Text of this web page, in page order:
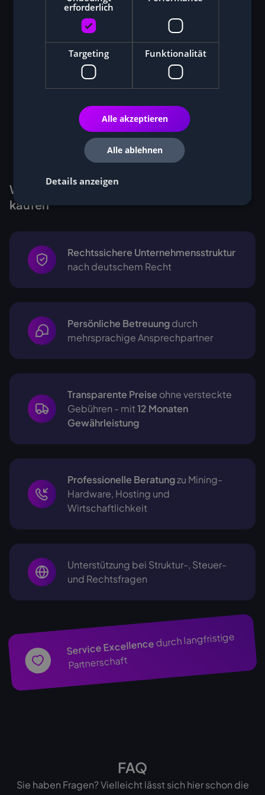
Warum Kunden Miner bei Cryptohall24
kaufen
Rechtssichere Unternehmensstruktur
nach deutschem Recht
Persönliche Betreuungdurch
mehrsprachigeAnsprechpartner
Transparente Preise ohne versteckte
Gebühren - mit12 Monaten
Gewährleistung
Professionelle Beratungzu Mining-
Hardware, Hosting und
Wirtschaftlichkeit
Unterstützung bei Struktur-, Steuer-
und Rechtsfragen
Service Excellencedurch langfristige
Partnerschaft
FAQ
Sie haben Fragen? Vielleicht lässt sich hier schon die
erforderlich
Targeting Funktionalität
Alle akzeptieren
Alle ablehnen
Details anzeigen